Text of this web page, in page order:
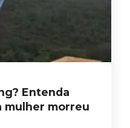
Entenda
mulher morreu